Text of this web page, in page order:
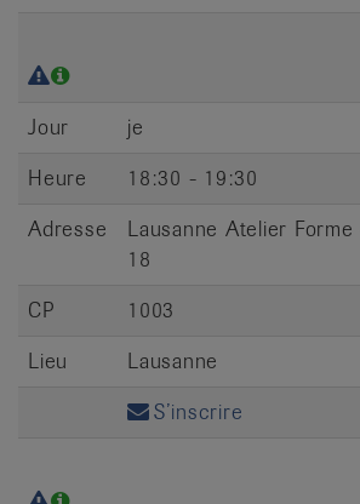
Jour
je
Heure
18:30 - 19:30
Adresse
Lausanne Atelier
18
CP
1003
Lieu
Lausanne
S’inscrire